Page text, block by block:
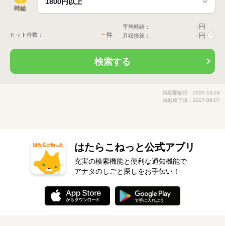
時給
ヒット件数： -件
平均時給： - 円
月収換算： - 円 ?
検索する
掲載開始日：2025-10-24
掲載終了日：2027-08-07
はたらこねっと公式アプリ
充実の検索機能と便利な通知機能で
アナタのしごと探しをお手伝い！